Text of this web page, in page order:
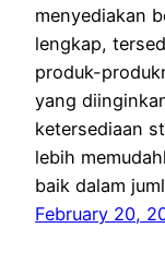
menyediakan
lengkap,
produk-
yang
ketersediaan
lebih
baik dalam
February 20,